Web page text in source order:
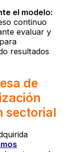
el modelo:
continuo
evaluar y
resultados
de
sectorial